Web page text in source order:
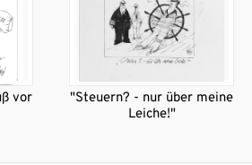
vor
"Steuern? - nur über meine
Leiche!"